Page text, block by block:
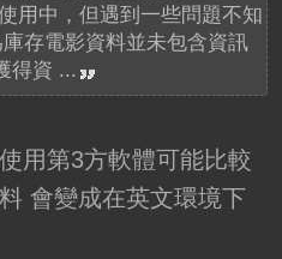
用中，但遇到一些問題不知
存電影資料並未包含資訊
得資 ...
用第3方軟體可能比較
會變成在英文環境下